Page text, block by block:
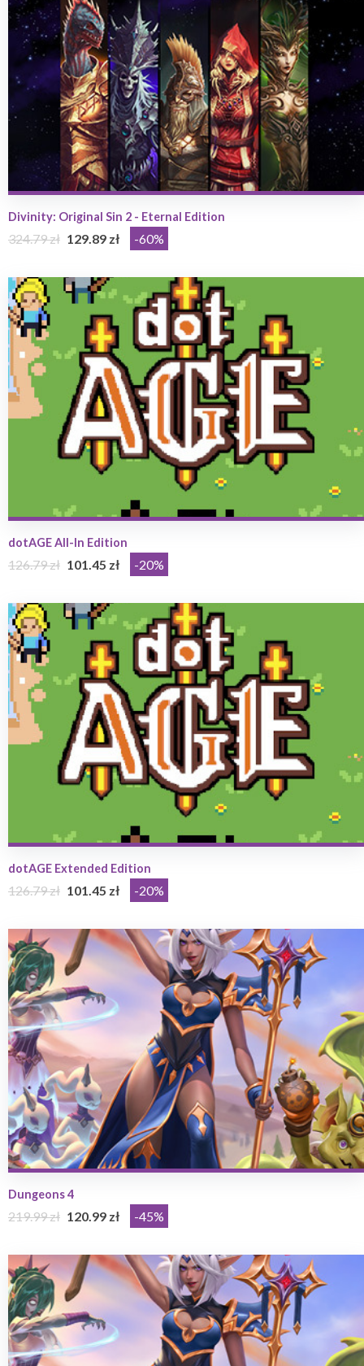
Divinity: Original Sin 2 - Eternal Edition
324.79 zł 129.89 zł -60%
dotAGE All-In Edition
126.79 zł 101.45 zł -20%
dotAGE Extended Edition
126.79 zł 101.45 zł -20%
Dungeons 4
219.99 zł 120.99 zł -45%